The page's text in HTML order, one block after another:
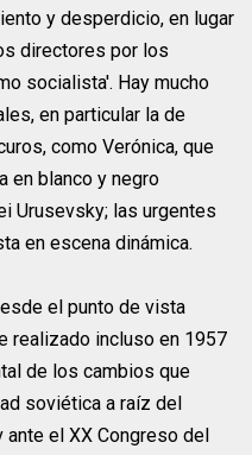
y desperdicio, en lugar
directores por los
socialista'. Hay mucho
en particular la de
como Verónica, que
en blanco y negro
Urusevsky; las urgentes
en escena dinámica.
el punto de vista
realizado incluso en 1957
de los cambios que
soviética a raíz del
el XX Congreso del